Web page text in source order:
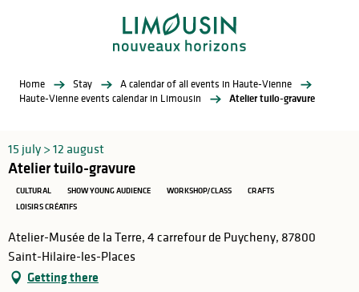
Home Stay
A calendar of all events in Haute-Vienne
Haute-Vienne events calendar in Limousin
Atelier tuilo-gravure
15 july > 12 august
Atelier tuilo-gravure
CULTURAL SHOW YOUNG AUDIENCE WORKSHOP/CLASS
CRAFTS
LOISIRS CRÉATIFS
Atelier-Musée de la Terre, 4 carrefour de Puycheny, 87800
Saint-Hilaire-les-Places
Getting there